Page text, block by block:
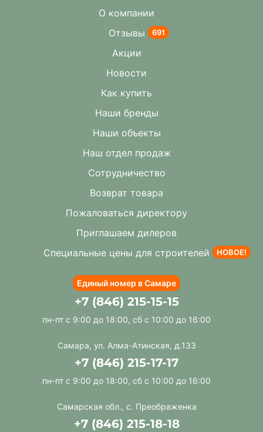
О компании
Отзывы
691
Акции
Новости
Как купить
Наши бренды
Наши объекты
Наш отдел продаж
Сотрудничество
Возврат товара
Пожаловаться директору
Приглашаем дилеров
Специальные цены для строителей
НОВОЕ!
Единый номер в Самаре
+7 (846) 215-15-15
пн-пт с 9:00 до 18:00, сб с 10:00 до 16:00
Самара, ул. Алма-Атинская, д.133
+7 (846) 215-17-17
пн-пт с 9:00 до 18:00, сб с 10:00 до 16:00
Самарская обл., с. Преображенка
+7 (846) 215-18-18